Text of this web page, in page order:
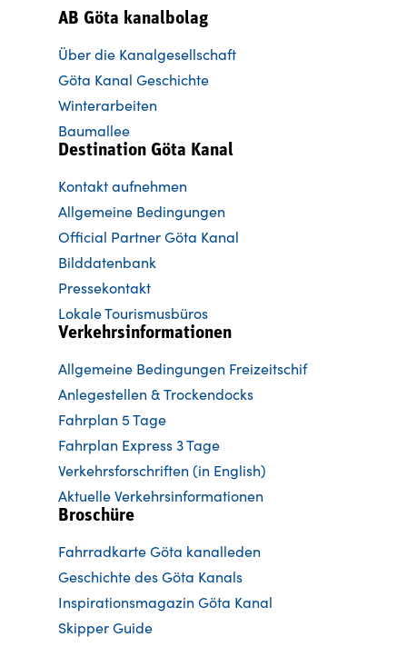
AB Göta kanalbolag
Über die Kanalgesellschaft
Göta Kanal Geschichte
Winterarbeiten
Baumallee
Destination Göta Kanal
Kontakt aufnehmen
Allgemeine Bedingungen
Official Partner Göta Kanal
Bilddatenbank
Pressekontakt
Lokale Tourismusbüros
Verkehrsinformationen
Allgemeine Bedingungen Freizeitschif
Anlegestellen & Trockendocks
Fahrplan 5 Tage
Fahrplan Express 3 Tage
Verkehrsforschriften (in English)
Aktuelle Verkehrsinformationen
Broschüre
Fahrradkarte Göta kanalleden
Geschichte des Göta Kanals
Inspirationsmagazin Göta Kanal
Skipper Guide